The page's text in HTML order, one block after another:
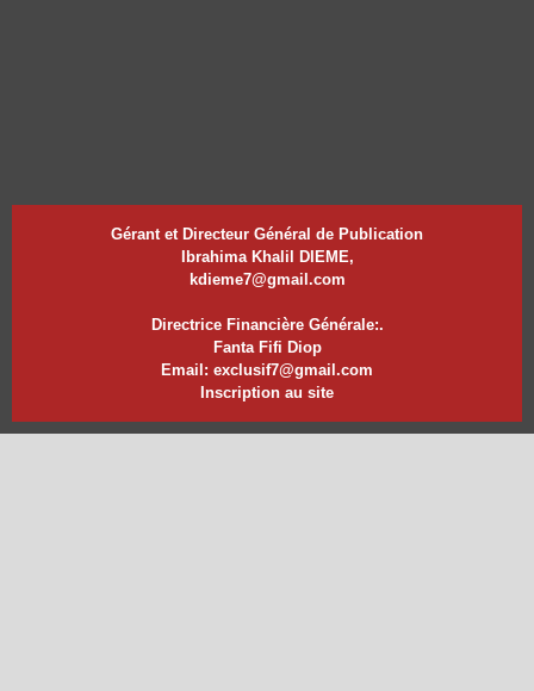
Gérant et Directeur Général de Publication
Ibrahima Khalil DIEME,
kdieme7@gmail.com
Directrice Financière Générale:.
Fanta Fifi Diop
Email: exclusif7@gmail.com
Inscription au site